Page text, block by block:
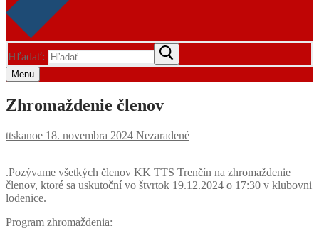
Hľadať:
Menu
Zhromaždenie členov
ttskanoe 18. novembra 2024 Nezaradené
.Pozývame všetkých členov KK TTS Trenčín na zhromaždenie
členov, ktoré sa uskutoční vo štvrtok 19.12.2024 o 17:30 v klubovni
lodenice.
Program zhromaždenia: